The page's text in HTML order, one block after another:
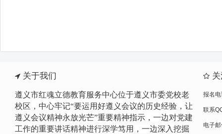
关于我们
遵义市红魂立德教育服务中心位于遵义市委党校老
校区，中心牢记“要运用好遵义会议的历史经验，让
遵义会议精神永放光芒”重要精神指示，一边对党建
工作的重要讲话精神进行深学笃用，一边深入挖掘
报名
联系
电子